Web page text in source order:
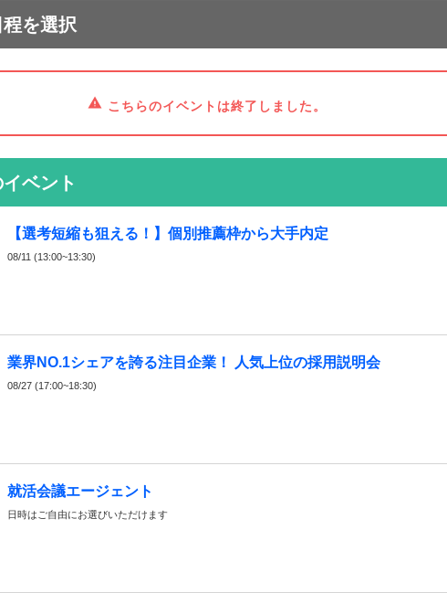
を選択
こちらのイベントは終了しました。
ベント
【選考短縮も狙える！】個別推薦枠から大手内定
08/11 (13:00~13:30)
業界NO.1シェアを誇る注目企業！ 人気上位の採用説明会
08/27 (17:00~18:30)
就活会議エージェント
日時はご自由にお選びいただけます